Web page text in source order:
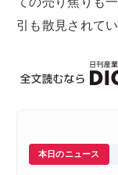
引も散見されてい
本日のニュース